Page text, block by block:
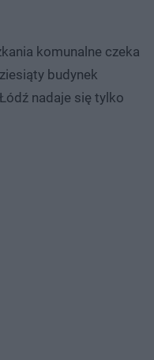
komunalne czeka
budynek
nadaje się tylko